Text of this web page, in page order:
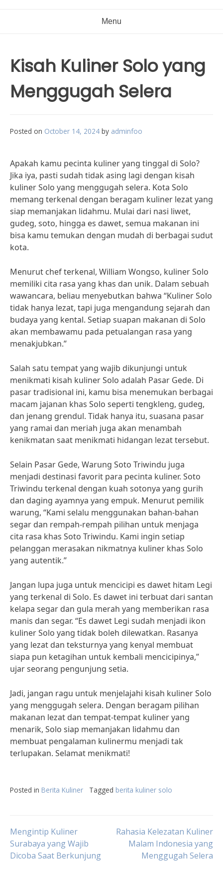
Menu
Kisah Kuliner Solo yang
Menggugah Selera
Posted on October 14, 2024 by adminfoo
Apakah kamu pecinta kuliner yang tinggal di Solo?
Jika iya, pasti sudah tidak asing lagi dengan kisah
kuliner Solo yang menggugah selera. Kota Solo
memang terkenal dengan beragam kuliner lezat yang
siap memanjakan lidahmu. Mulai dari nasi liwet,
gudeg, soto, hingga es dawet, semua makanan ini
bisa kamu temukan dengan mudah di berbagai sudut
kota.
Menurut chef terkenal, William Wongso, kuliner Solo
memiliki cita rasa yang khas dan unik. Dalam sebuah
wawancara, beliau menyebutkan bahwa “Kuliner Solo
tidak hanya lezat, tapi juga mengandung sejarah dan
budaya yang kental. Setiap suapan makanan di Solo
akan membawamu pada petualangan rasa yang
menakjubkan.”
Salah satu tempat yang wajib dikunjungi untuk
menikmati kisah kuliner Solo adalah Pasar Gede. Di
pasar tradisional ini, kamu bisa menemukan berbagai
macam jajanan khas Solo seperti tengkleng, gudeg,
dan jenang grendul. Tidak hanya itu, suasana pasar
yang ramai dan meriah juga akan menambah
kenikmatan saat menikmati hidangan lezat tersebut.
Selain Pasar Gede, Warung Soto Triwindu juga
menjadi destinasi favorit para pecinta kuliner. Soto
Triwindu terkenal dengan kuah sotonya yang gurih
dan daging ayamnya yang empuk. Menurut pemilik
warung, “Kami selalu menggunakan bahan-bahan
segar dan rempah-rempah pilihan untuk menjaga
cita rasa khas Soto Triwindu. Kami ingin setiap
pelanggan merasakan nikmatnya kuliner khas Solo
yang autentik.”
Jangan lupa juga untuk mencicipi es dawet hitam Legi
yang terkenal di Solo. Es dawet ini terbuat dari santan
kelapa segar dan gula merah yang memberikan rasa
manis dan segar. “Es dawet Legi sudah menjadi ikon
kuliner Solo yang tidak boleh dilewatkan. Rasanya
yang lezat dan teksturnya yang kenyal membuat
siapa pun ketagihan untuk kembali mencicipinya,”
ujar seorang pengunjung setia.
Jadi, jangan ragu untuk menjelajahi kisah kuliner Solo
yang menggugah selera. Dengan beragam pilihan
makanan lezat dan tempat-tempat kuliner yang
menarik, Solo siap memanjakan lidahmu dan
membuat pengalaman kulinermu menjadi tak
terlupakan. Selamat menikmati!
Posted in Berita Kuliner Tagged berita kuliner solo
Post
navigation
Mengintip Kuliner
Surabaya yang Wajib
Dicoba Saat Berkunjung
Rahasia Kelezatan Kuliner
Malam Indonesia yang
Menggugah Selera